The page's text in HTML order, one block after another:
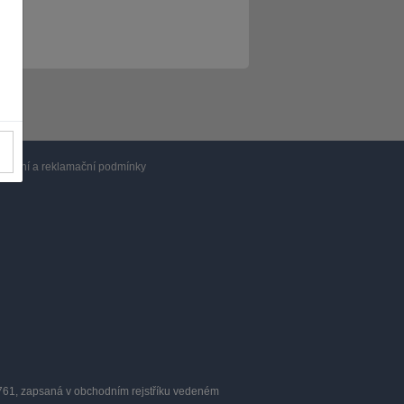
a reklamační podmínky
zapsaná v obchodním rejstříku vedeném